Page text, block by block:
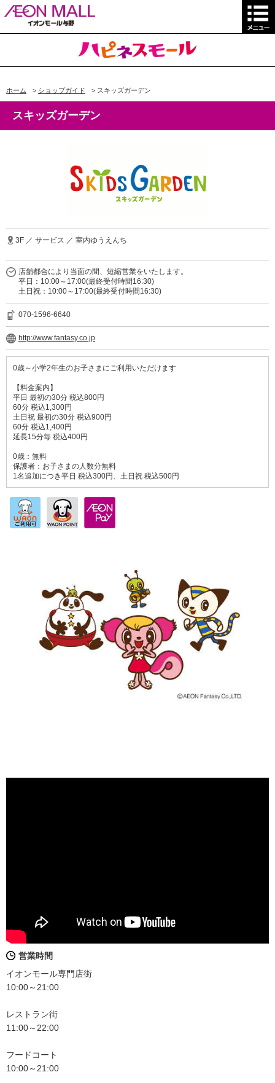
ホーム > ショップガイド > スキッズガーデン
スキッズガーデン
3F ／ サービス ／ 室内ゆうえんち
店舗都合により当面の間、短縮営業をいたします。
平日：10:00～17:00(最終受付時間16:30)
土日祝：10:00～17:00(最終受付時間16:30)
070-1596-6640
http://www.fantasy.co.jp
0歳～小学2年生のお子さまにご利用いただけます
【料金案内】
平日 最初の30分 税込800円
60分 税込1,300円
土日祝 最初の30分 税込900円
60分 税込1,400円
延長15分毎 税込400円
0歳：無料
保護者：お子さまの人数分無料
1名追加につき平日 税込300円、土日祝 税込500円
営業時間
イオンモール専門店街
10:00～21:00
レストラン街
11:00～22:00
フードコート
10:00～21:00